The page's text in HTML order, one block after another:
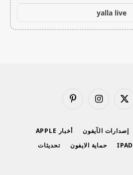
yalla live
X
الانستغرامبينتيريست
إصدارات الآيفون
أخبار APPLE
IPAD حماية الايفون تحديثات